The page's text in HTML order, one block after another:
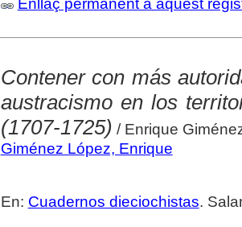
Contener con más
austracismo en los
(1707-1725) / Enrique
Giménez López, Enrique
En: Cuadernos dieciochistas.